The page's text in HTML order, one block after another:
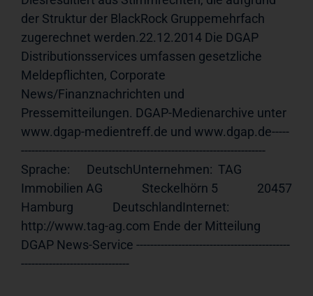
der Struktur der BlackRock Gruppemehrfach
zugerechnet werden.22.12.2014 Die DGAP
Distributionsservices umfassen gesetzliche
Meldepflichten, Corporate
News/Finanznachrichten und
Pressemitteilungen. DGAP-Medienarchive unter
www.dgap-medientreff.de und www.dgap.de-----
----------------------------------------------------------------------
Sprache:      DeutschUnternehmen:  TAG
Immobilien AG              Steckelhörn 5              20457
Hamburg              DeutschlandInternet:
http://www.tag-ag.com Ende der Mitteilung
DGAP News-Service --------------------------------------------
-------------------------------